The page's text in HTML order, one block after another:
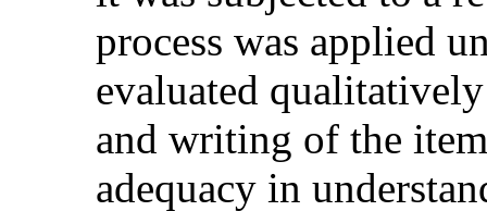
process was applied
evaluated
and writing of the
adequacy in